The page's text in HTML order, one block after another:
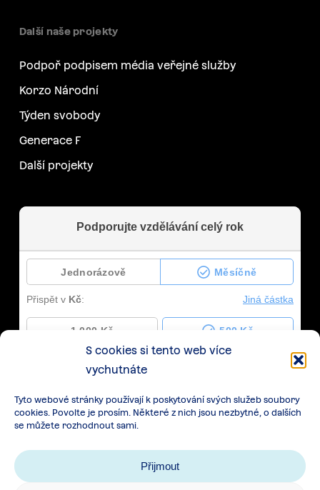
S cookies si tento web více
vychutnáte
Tyto webové stránky používají k poskytování svých služeb soubory
cookies. Povolte je prosím. Některé z nich jsou nezbytné, o dalších
se můžete rozhodnout sami.
Přijmout
Další naše projekty
Podpoř podpisem média veřejné služby
Korzo Národní
Týden svobody
Generace F
Další projekty